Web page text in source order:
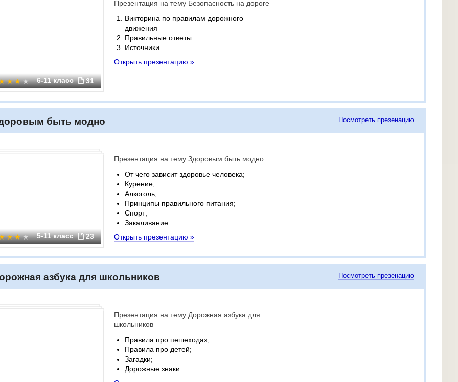
6-11 класс 31
Презентация на тему Безопасность на дороге
Викторина по правилам дорожного
движения
Правильные ответы
Источники
Открыть презентацию »
быть модно Посмотреть презенацию
5-11 класс 23
Презентация на тему Здоровым быть модно
От чего зависит здоровье человека;
Курение;
Алкоголь;
Принципы правильного питания;
Спорт;
Закаливание.
Открыть презентацию »
азбука для школьников Посмотреть презенацию
Презентация на тему Дорожная азбука для
школьников
Правила про пешеходах;
Правила про детей;
Загадки;
Дорожные знаки.